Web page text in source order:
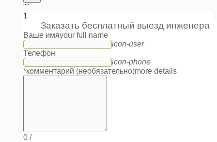
""
1
Заказать бесплатный выезд инженера
Ваше имяyour full name
icon-user
Телефон
icon-phone
*комментарий (необязательно)more details
0 /